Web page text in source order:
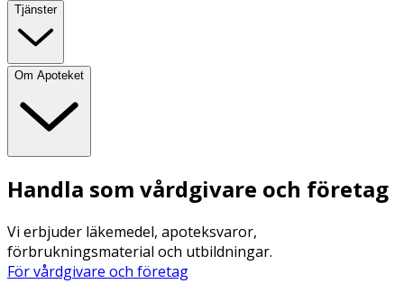
Tjänster
Om Apoteket
Handla som vårdgivare och företag
Vi erbjuder läkemedel, apoteksvaror,
förbrukningsmaterial och utbildningar.
För vårdgivare och företag